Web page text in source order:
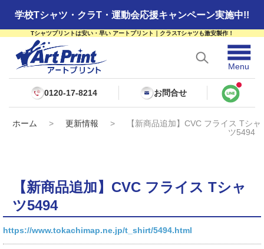
学校Tシャツ・クラT・運動会応援キャンペーン実施中!!
Tシャツプリントは安い・早い アートプリント｜クラスTシャツも激安製作！
☰
Menu
0120-17-8214 お問合せ
ホーム > 更新情報 >
【新商品追加】CVC フライス Tシャ
ツ5494
【新商品追加】CVC フライス Tシャ
ツ5494
https://www.tokachimap.ne.jp/t_shirt/5494.html